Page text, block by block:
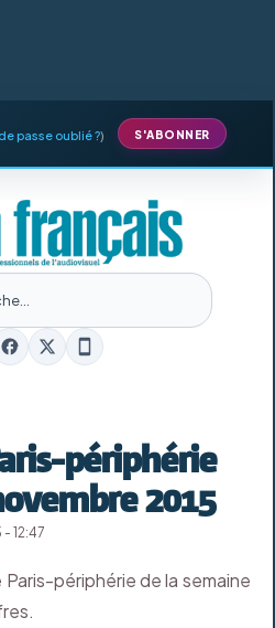
passe oublié ?) S'ABONNER
périphérie
2015
12:47
périphérie de la semaine